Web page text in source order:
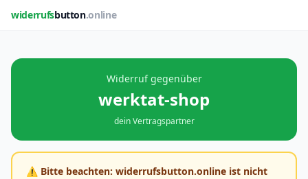
widerrufsbutton.online
Widerruf gegenüber
werktat-shop
dein Vertragspartner
⚠️ Bitte beachten: widerrufsbutton.online ist nicht